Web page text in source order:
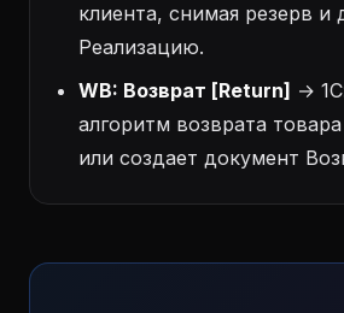
клиента, снимая резерв и
Реализацию.
WB: Возврат [Return] →
алгоритм возврата
или создает документ